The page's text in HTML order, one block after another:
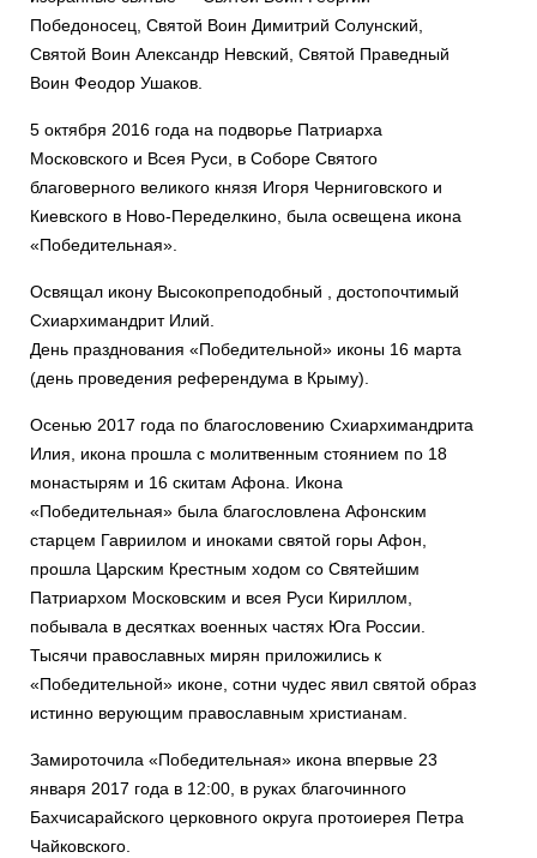
Победоносец, Святой Воин Димитрий Солунский,
Святой Воин Александр Невский, Святой Праведный
Воин Феодор Ушаков.
5 октября 2016 года на подворье Патриарха
Московского и Всея Руси, в Соборе Святого
благоверного великого князя Игоря Черниговского и
Киевского в Ново-Переделкино, была освещена икона
«Победительная».
Освящал икону Высокопреподобный , достопочтимый
Схиархимандрит Илий.
День празднования «Победительной» иконы 16 марта
(день проведения референдума в Крыму).
Осенью 2017 года по благословению Схиархимандрита
Илия, икона прошла с молитвенным стоянием по 18
монастырям и 16 скитам Афона. Икона
«Победительная» была благословлена Афонским
старцем Гавриилом и иноками святой горы Афон,
прошла Царским Крестным ходом со Святейшим
Патриархом Московским и всея Руси Кириллом,
побывала в десятках военных частях Юга России.
Тысячи православных мирян приложились к
«Победительной» иконе, сотни чудес явил святой образ
истинно верующим православным христианам.
Замироточила «Победительная» икона впервые 23
января 2017 года в 12:00, в руках благочинного
Бахчисарайского церковного округа протоиерея Петра
Чайковского.